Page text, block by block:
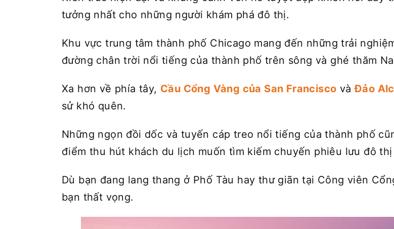
tưởng nhất cho những người khám phá đô thị.
Khu vực trung tâm thành phố Chicago mang đến những trải
đường chân trời nổi tiếng của thành phố trên sông và ghé thăm
Xa hơn về phía tây, Cầu Cổng Vàng của San Francisco vàĐảo
sử khó quên.
Những ngọn đồi dốc và tuyến cáp treo nổi tiếng của thành phố
điểm thu hút khách du lịch muốn tìm kiếm chuyến phiêu lưu đô
Dù bạn đang lang thang ở Phố Tàu hay thư giãn tại Công viên
bạn thất vọng.